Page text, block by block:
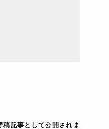
記事として公開されま